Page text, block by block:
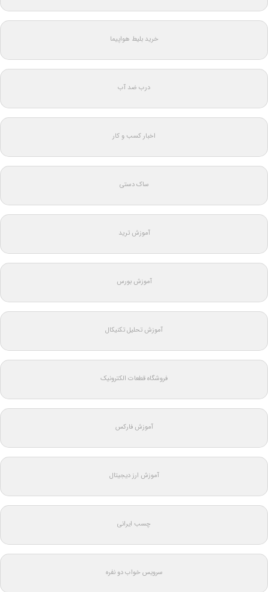
خرید بلیط هواپیما
درب ضد آب
اخبار کسب و کار
ساک دستی
آموزش ترید
آموزش بورس
آموزش تحلیل تکنیکال
فروشگاه قطعات الکترونیک
آموزش فارکس
آموزش ارز دیجیتال
چسب ایرانی
سرویس خواب دو نفره